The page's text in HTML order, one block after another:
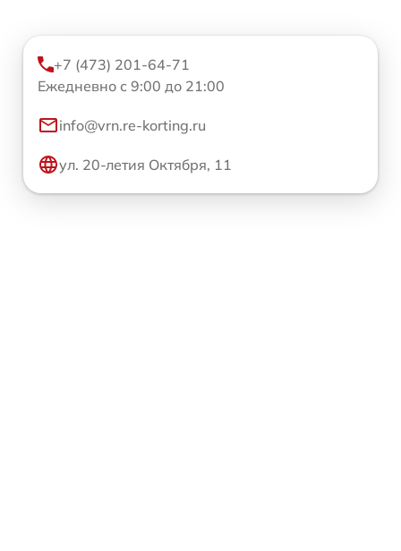
+7 (473) 201-64-71
Ежедневно с 9:00 до 21:00
info@vrn.re-korting.ru
ул. 20-летия Октября, 11